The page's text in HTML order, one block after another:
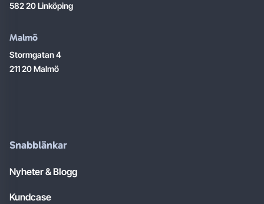
582 20 Linköping
Malmö
Stormgatan 4
211 20 Malmö
Snabblänkar
Nyheter & Blogg
Kundcase